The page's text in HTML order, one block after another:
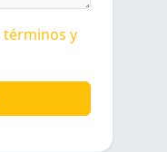
términos y